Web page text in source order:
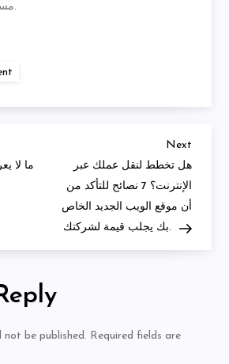
مسؤولية مطور الويب.
الموقع
ما لا
Next
Post
Next
هل تخطط لنقل عملك عبر
الإنترنت؟ 7 نصائح للتأكد من
أن موقع الويب الجديد الخاص
بك يجلب قيمة لشركتك.
not be published. Required fields are